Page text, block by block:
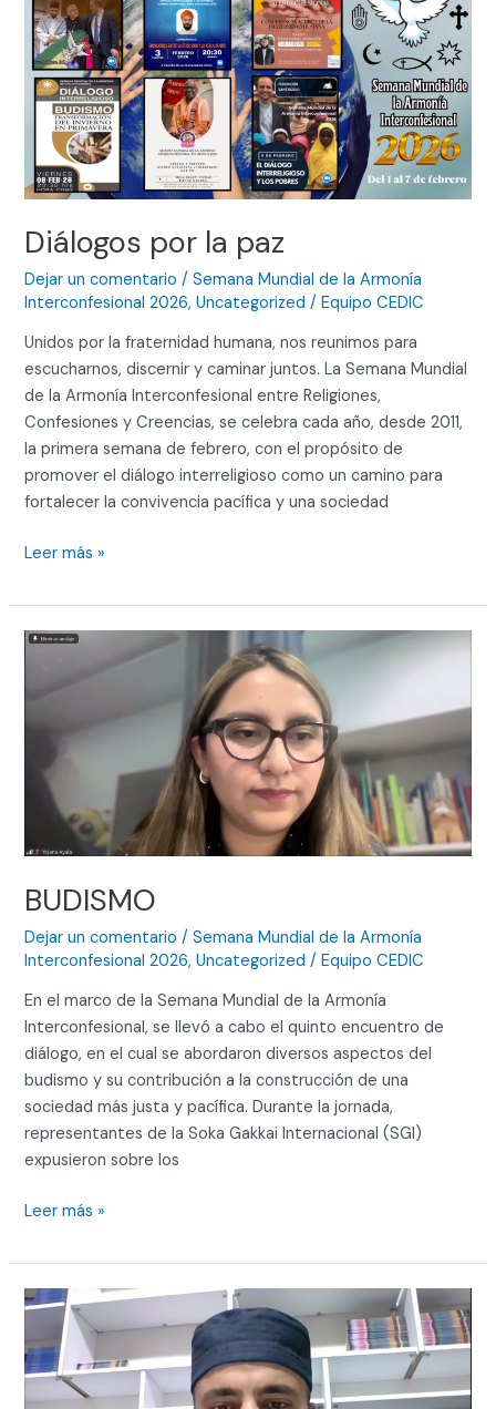
Diálogos por la paz
Dejar un comentario /Semana Mundial de la Armonía
Interconfesional 2026,Uncategorized /Equipo CEDIC
Unidos por la fraternidad humana, nos reunimos para
escucharnos, discernir y caminar juntos. La Semana Mundial
de la Armonía Interconfesional entre Religiones,
Confesiones y Creencias, se celebra cada año, desde 2011,
la primera semana de febrero, con el propósito de
promover el diálogo interreligioso como un camino para
fortalecer la convivencia pacífica y una sociedad
la
paz
Leer más »
BUDISMO
Dejar un comentario /Semana Mundial de la Armonía
Interconfesional 2026,Uncategorized /Equipo CEDIC
En el marco de la Semana Mundial de la Armonía
Interconfesional, se llevó a cabo el quinto encuentro de
diálogo, en el cual se abordaron diversos aspectos del
budismo y su contribución a la construcción de una
sociedad más justa y pacífica. Durante la jornada,
representantes de la Soka Gakkai Internacional (SGI)
expusieron sobre los
BUDISMO
Leer más »
Fraternidad
Humana